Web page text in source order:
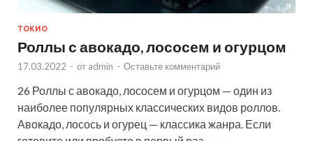
ТОКИО
Роллы с авокадо, лососем и огурцом
17.03.2022 - от admin - Оставьте комментарий
26 Роллы с авокадо, лососем и огурцом — один из
наиболее популярных классических видов роллов.
Авокадо, лосось и огурец — классика жанра. Если